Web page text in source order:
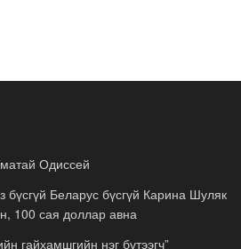
Одиссей
Беларус бүсгүй Карина Шуляк
100 сая доллар авна
гайхамшгийн нэг бүтээгч”